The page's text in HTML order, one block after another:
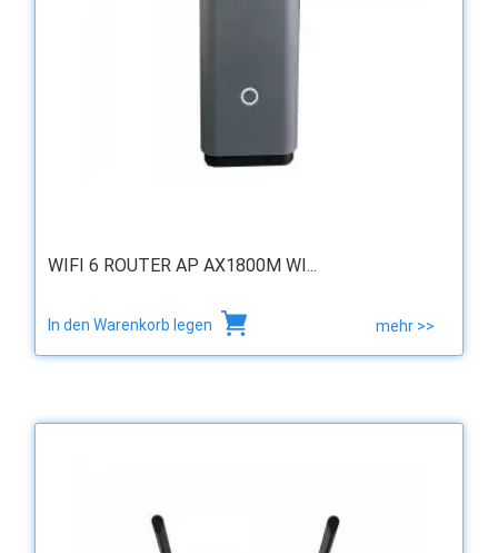
WIFI 6 ROUTER AP AX1800M WI...
In den Warenkorb legen mehr >>